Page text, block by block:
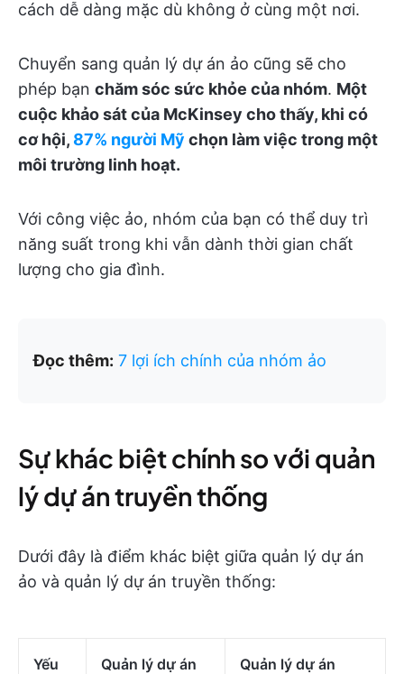
cách dễ dàng mặc dù không ở cùng một nơi.
Chuyển sang quản lý dự án ảo cũng sẽ cho
phép bạn chăm sóc sức khỏe của nhóm. Một
cuộc khảo sát của McKinsey cho thấy, khi có
cơ hội, 87% người Mỹ chọn làm việc trong một
môi trường linh hoạt.
Với công việc ảo, nhóm của bạn có thể duy trì
năng suất trong khi vẫn dành thời gian chất
lượng cho gia đình.
Đọc thêm: 7 lợi ích chính của nhóm ảo
Sự khác biệt chính so với quản
lý dự án truyền thống
Dưới đây là điểm khác biệt giữa quản lý dự án
ảo và quản lý dự án truyền thống:
Yếu
Quản lý dự án
Quản lý dự án